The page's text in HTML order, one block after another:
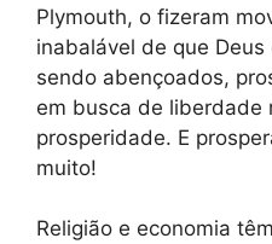
Plymouth, o fizeram
inabalável de que
sendo abençoados,
em busca de liberdade
prosperidade. E
muito!
Religião e economia